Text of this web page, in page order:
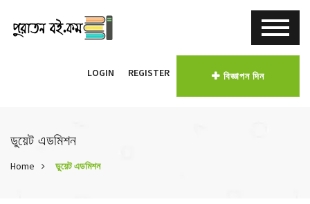
LOGIN REGISTER বিজ্ঞাপন দিন
ডুয়েট এডমিশন
Home ডুয়েট এডমিশন